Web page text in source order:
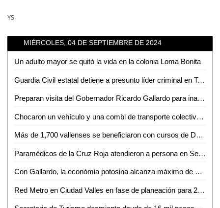
YS
MIÉRCOLES, 04 DE SEPTIEMBRE DE 2024
Un adulto mayor se quitó la vida en la colonia Loma Bonita
Guardia Civil estatal detiene a presunto líder criminal en Tamasopo
Preparan visita del Gobernador Ricardo Gallardo para inaugurar el antiguo camino a Tanzacalte
Chocaron un vehículo y una combi de transporte colectivo cerca de terrenos de la feria
Más de 1,700 vallenses se beneficiaron con cursos de Desarrollo Agropecuario
Paramédicos de la Cruz Roja atendieron a persona en Secundaria Mártires de Río Blanco
Con Gallardo, la económia potosina alcanza máximo de crecimiento
Red Metro en Ciudad Valles en fase de planeación para 2025, pero con retos estructurales